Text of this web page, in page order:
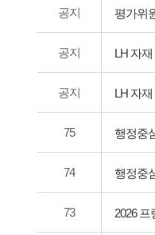
공지 평가위
공지 LH 자
공지 LH 자
75 행정중
74 행정중
73 2026